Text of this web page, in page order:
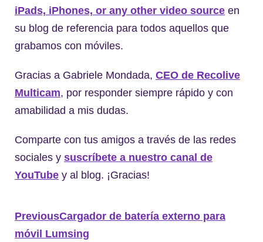
iPads, iPhones, or any other video source en
su blog de referencia para todos aquellos que
grabamos con móviles.
Gracias a Gabriele Mondada, CEO de Recolive
Multicam, por responder siempre rápido y con
amabilidad a mis dudas.
Comparte con tus amigos a través de las redes
sociales y suscríbete a nuestro canal de
YouTube y al blog. ¡Gracias!
PreviousCargador de batería externo para
móvil Lumsing